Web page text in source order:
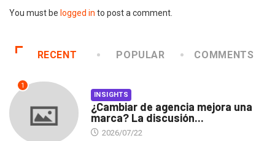
You must be logged in to post a comment.
RECENT POPULAR COMMENTS
1
INSIGHTS
¿Cambiar de agencia mejora una
marca? La discusión...
2026/07/22